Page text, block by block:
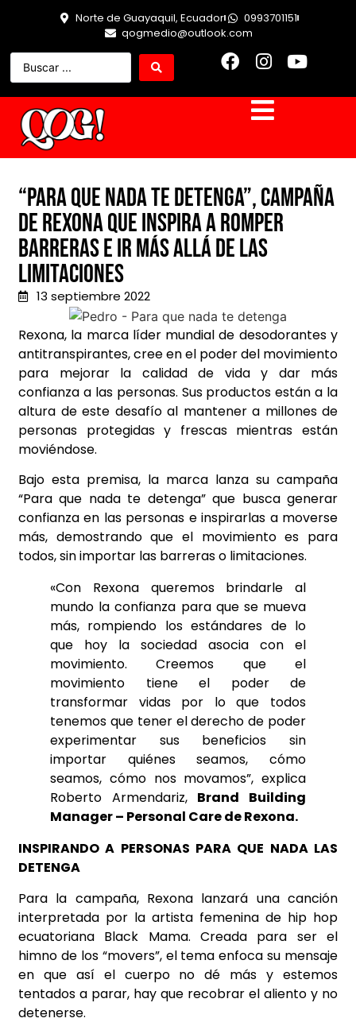
Norte de Guayaquil, Ecuador
0993701151
qogmedio@outlook.com
“Para que nada te detenga”, campaña
de Rexona que inspira a romper
barreras e ir más allá de las
limitaciones
13 septiembre 2022
Rexona, la marca líder mundial de desodorantes y
antitranspirantes, cree en el poder del movimiento
para mejorar la calidad de vida y dar más
confianza a las personas. Sus productos están a la
altura de este desafío al mantener a millones de
personas protegidas y frescas mientras están
moviéndose.
Bajo esta premisa, la marca lanza su campaña
“Para que nada te detenga” que busca generar
confianza en las personas e inspirarlas a moverse
más, demostrando que el movimiento es para
todos, sin importar las barreras o limitaciones.
«Con Rexona queremos brindarle al
mundo la confianza para que se mueva
más, rompiendo los estándares de lo
que hoy la sociedad asocia con el
movimiento. Creemos que el
movimiento tiene el poder de
transformar vidas por lo que todos
tenemos que tener el derecho de poder
experimentar sus beneficios sin
importar quiénes seamos, cómo
seamos, cómo nos movamos”, explica
Roberto Armendariz, Brand Building
Manager – Personal Care de Rexona.
INSPIRANDO A PERSONAS PARA QUE NADA LAS
DETENGA
Para la campaña, Rexona lanzará una canción
interpretada por la artista femenina de hip hop
ecuatoriana Black Mama. Creada para ser el
himno de los “movers”, el tema enfoca su mensaje
en que así el cuerpo no dé más y estemos
tentados a parar, hay que recobrar el aliento y no
detenerse.